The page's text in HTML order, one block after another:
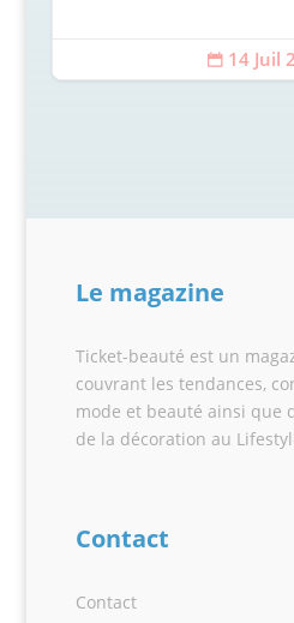
 14 Juil
Le magazine
Ticket-beauté est un
couvrant les tendances,
mode et beauté ainsi que
de la décoration au
Contact
Contact